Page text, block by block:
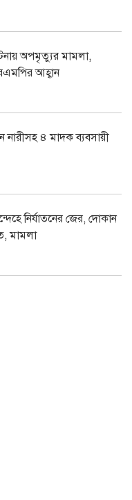
অপমৃত্যুর মামলা,
আহ্বান
৪ মাদক ব্যবসায়ী
নির্যাতনের জের, দোকান
মামলা